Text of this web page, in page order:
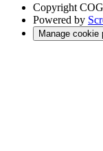
Copyright
Powered by
Manage cookie